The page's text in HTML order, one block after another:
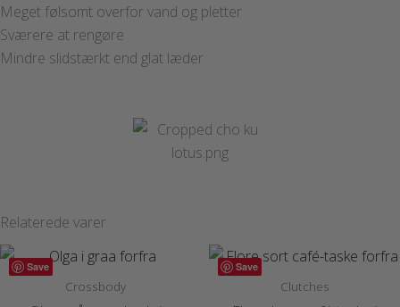
Meget følsomt overfor vand og pletter
Sværere at rengøre
Mindre slidstærkt end glat læder
Relaterede varer
Save
Crossbody
Save
Clutches